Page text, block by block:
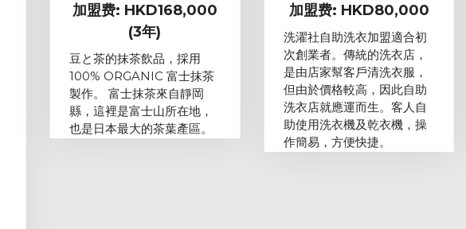
加盟费: HKD168,000
(3年)
豆と茶的抹茶飲品，採用
100% ORGANIC 富士抹茶
製作。 富士抹茶來自靜岡
縣，這裡是富士山所在地，
也是日本最大的茶葉產區。
加盟费: HKD80,000
洗濯社自助洗衣加盟適合初
次創業者。傳統的洗衣店，
是由店家幫客戶清洗衣服，
但由於價格較高，因此自助
洗衣店就應運而生。客人自
助使用洗衣機及乾衣機，操
作簡易，方便快捷。